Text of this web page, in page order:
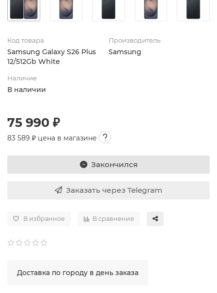
Код товара
Samsung Galaxy S26 Plus
12/512Gb White
Производитель
Samsung
Наличие
В наличии
75 990 ₽
83 589 ₽ цена в магазине
Закончился
Заказать через Telegram
В избранное В сравнение
Доставка по городу в день заказа